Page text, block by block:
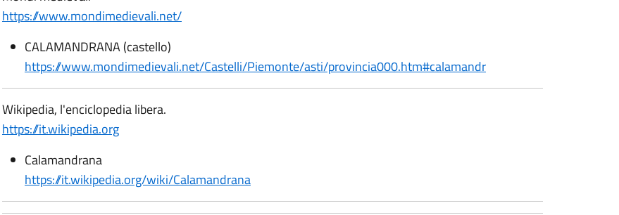
https://www.mondimedievali.net/
CALAMANDRANA (castello)
https://www.mondimedievali.net/Castelli/Piemonte/asti/provincia000.htm#calamandr
Wikipedia, l'enciclopedia libera.
https://it.wikipedia.org
Calamandrana
https://it.wikipedia.org/wiki/Calamandrana